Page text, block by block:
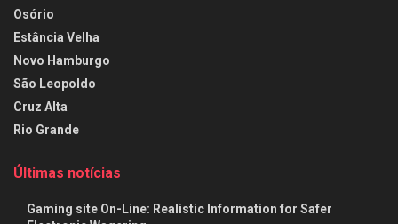
Osório
Estância Velha
Novo Hamburgo
São Leopoldo
Cruz Alta
Rio Grande
Últimas notícias
Gaming site On-Line: Realistic Information for Safer